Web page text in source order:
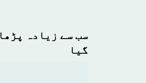
سب سے زیادہ پڑھا
گیا